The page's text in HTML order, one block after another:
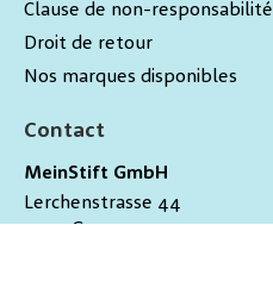
Contact
MeinStift GmbH
Lerchenstrasse 44
9200 Gossau
Clause de non-responsabilité
Droit de retour
Nos marques disponibles